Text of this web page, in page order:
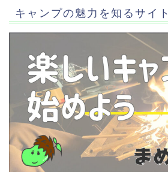
キャンプの魅力を知るサイト